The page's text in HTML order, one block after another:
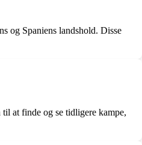
og Spaniens landshold. Disse
at finde og se tidligere kampe,